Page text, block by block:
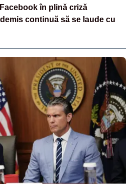
în plină criză
continuă să se laude cu